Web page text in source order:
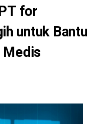
for
untuk Bantu
Medis